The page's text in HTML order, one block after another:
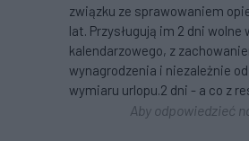
związku ze sprawowaniem
lat. Przysługują im 2 dni wolne
kalendarzowego, z
wynagrodzenia i niezależnie
wymiaru urlopu.2 dni - a co z
Aby odpowiedzieć